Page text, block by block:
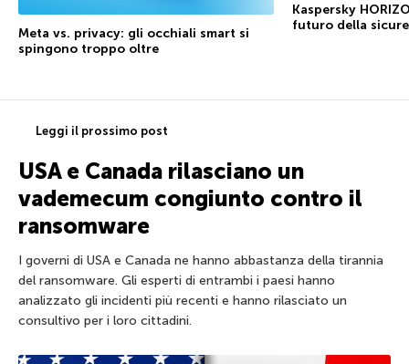
Meta vs. privacy: gli occhiali smart si
spingono troppo oltre
Kaspersky
futuro della
Leggi il prossimo post
USA e Canada rilasciano un
vademecum congiunto contro il
ransomware
I governi di USA e Canada ne hanno abbastanza della tirannia
del ransomware. Gli esperti di entrambi i paesi hanno
analizzato gli incidenti più recenti e hanno rilasciato un
consultivo per i loro cittadini.